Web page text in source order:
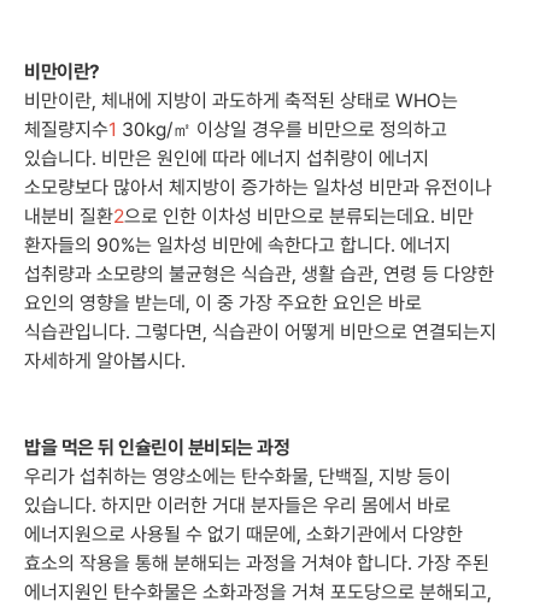
비만이란?
비만이란, 체내에 지방이 과도하게 축적된 상태로 WHO는
체질량지수1 30kg/㎡ 이상일 경우를 비만으로 정의하고
있습니다. 비만은 원인에 따라 에너지 섭취량이 에너지
소모량보다 많아서 체지방이 증가하는 일차성 비만과 유전이나
내분비 질환2으로 인한 이차성 비만으로 분류되는데요. 비만
환자들의 90%는 일차성 비만에 속한다고 합니다. 에너지
섭취량과 소모량의 불균형은 식습관, 생활 습관, 연령 등 다양한
요인의 영향을 받는데, 이 중 가장 주요한 요인은 바로
식습관입니다. 그렇다면, 식습관이 어떻게 비만으로 연결되는지
자세하게 알아봅시다.
밥을 먹은 뒤 인슐린이 분비되는 과정
우리가 섭취하는 영양소에는 탄수화물, 단백질, 지방 등이
있습니다. 하지만 이러한 거대 분자들은 우리 몸에서 바로
에너지원으로 사용될 수 없기 때문에, 소화기관에서 다양한
효소의 작용을 통해 분해되는 과정을 거쳐야 합니다. 가장 주된
에너지원인 탄수화물은 소화과정을 거쳐 포도당으로 분해되고,